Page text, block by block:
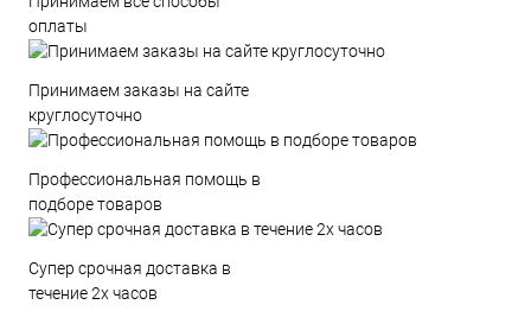
оплаты
Принимаем заказы на сайте
круглосуточно
Профессиональная помощь в
подборе товаров
Супер срочная доставка в
течение 2х часов